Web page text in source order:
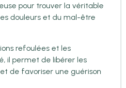
pour trouver la véritable
douleurs et du mal-être
refoulées et les
il permet de libérer les
de favoriser une guérison